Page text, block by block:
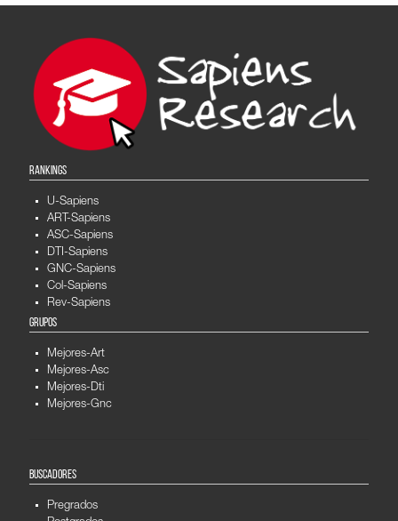
RANKINGS
U-Sapiens
ART-Sapiens
ASC-Sapiens
DTI-Sapiens
GNC-Sapiens
Col-Sapiens
Rev-Sapiens
GRUPOS
Mejores-Art
Mejores-Asc
Mejores-Dti
Mejores-Gnc
BUSCADORES
Pregrados